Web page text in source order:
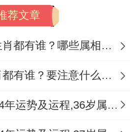
旧怨新愁极易一并点
自刑太岁，常有自我纠
，让沟通陷入僵局，在
的固执，或对过往琐事
与全局互动
荐文章
2023年发横财的生肖都有谁？哪些属相财运旺盛？
2023年不顺的生肖都有谁？要注意什么呢？
1988年属龙女2024年运势及运程,36岁属龙人2024全年每月运势女性如何